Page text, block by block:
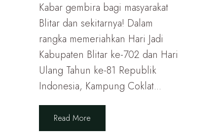
Kabar gembira bagi masyarakat
Blitar dan sekitarnya! Dalam
rangka memeriahkan Hari Jadi
Kabupaten Blitar ke-702 dan Hari
Ulang Tahun ke-81 Republik
Indonesia, Kampung Coklat...
Read More